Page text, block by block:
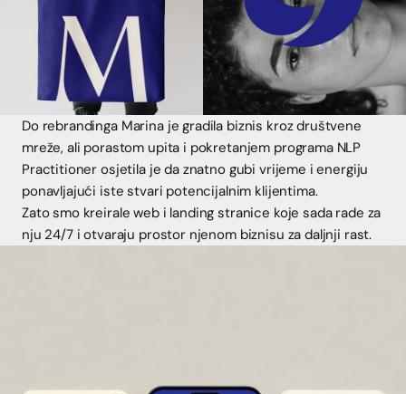
Do rebrandinga Marina je gradila biznis kroz društvene
mreže, ali porastom upita i pokretanjem programa NLP
Practitioner osjetila je da znatno gubi vrijeme i energiju
ponavljajući iste stvari potencijalnim klijentima.
Zato smo kreirale web i landing stranice koje sada rade za
nju 24/7 i otvaraju prostor njenom biznisu za daljnji rast.